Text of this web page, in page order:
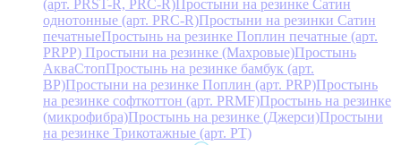
(арт. PRST-R, PRC-R)Простыни на резинке Сатин
однотонные (арт. PRC-R)Простыни на резинки Сатин
печатныеПростынь на резинке Поплин печатные (арт.
PRPP) Простыни на резинке (Махровые)Простынь
АкваСтопПростынь на резинке бамбук (арт.
BP)Простыни на резинке Поплин (арт. PRP)Простынь
на резинке софткоттон (арт. PRMF)Простынь на резинке
(микрофибра)Простынь на резинке (Джерси)Простыни
на резинке Трикотажные (арт. РТ)